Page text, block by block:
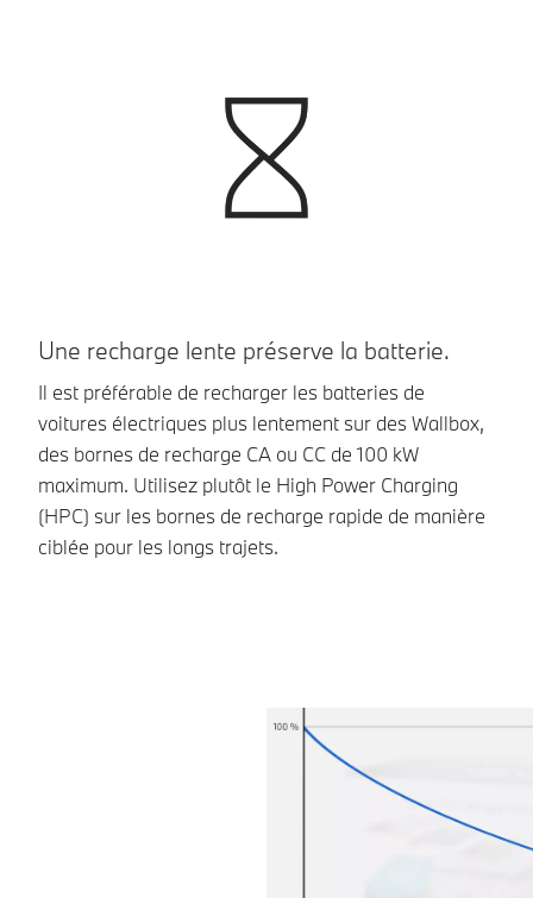
Une recharge lente préserve la batterie.
Il est préférable de recharger les batteries de
voitures électriques plus lentement sur des Wallbox,
des bornes de recharge CA ou CC de 100 kW
maximum. Utilisez plutôt le High Power Charging
(HPC) sur les bornes de recharge rapide de manière
ciblée pour les longs trajets.